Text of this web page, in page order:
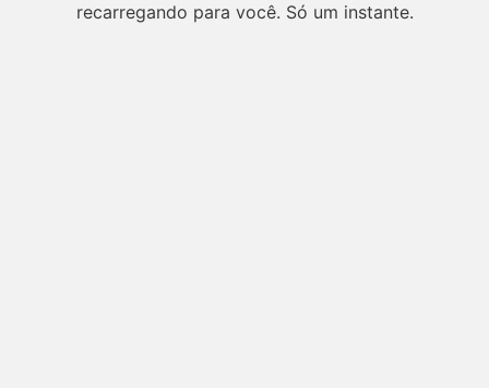
recarregando para você. Só um instante.